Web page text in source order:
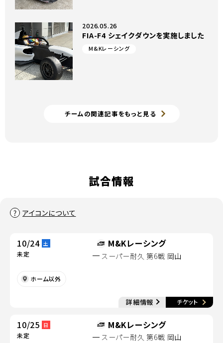
2026.05.26
FIA-F4 シェイクダウンを実施しました
M&Kレーシング
チームの関連記事をもっと見る
試合情報
アイコンについて
10/24 土
未定
M&Kレーシング
スーパー耐久 第6戦 岡山
ホーム以外
詳細情報
別ウィンドウで開く チケット 別
10/25 日
未定
M&Kレーシング
スーパー耐久 第6戦 岡山